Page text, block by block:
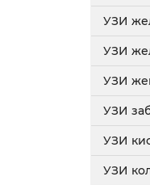
УЗИ
УЗИ
УЗИ
УЗИ
УЗИ
УЗИ